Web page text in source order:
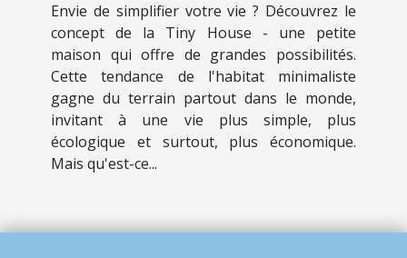
Envie de simplifier votre vie ? Découvrez le
concept de la Tiny House - une petite
maison qui offre de grandes possibilités.
Cette tendance de l'habitat minimaliste
gagne du terrain partout dans le monde,
invitant à une vie plus simple, plus
écologique et surtout, plus économique.
Mais qu'est-ce...